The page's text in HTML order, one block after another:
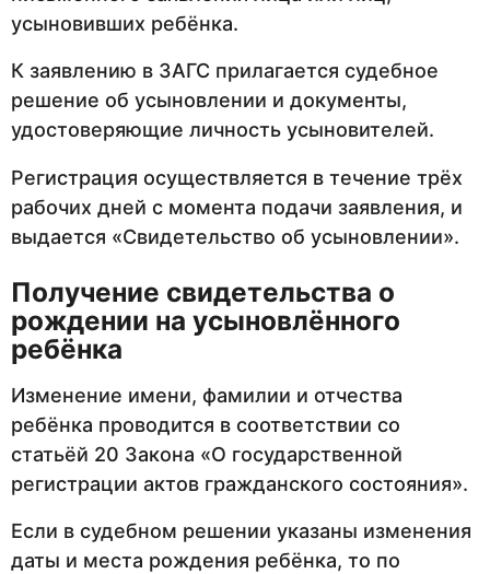
усыновивших ребёнка.
К заявлению в ЗАГС прилагается судебное
решение об усыновлении и документы,
удостоверяющие личность усыновителей.
Регистрация осуществляется в течение трёх
рабочих дней с момента подачи заявления, и
выдается «Свидетельство об усыновлении».
Получение свидетельства о
рождении на усыновлённого
ребёнка
Изменение имени, фамилии и отчества
ребёнка проводится в соответствии со
статьёй 20 Закона «О государственной
регистрации актов гражданского состояния».
Если в судебном решении указаны изменения
даты и места рождения ребёнка, то по